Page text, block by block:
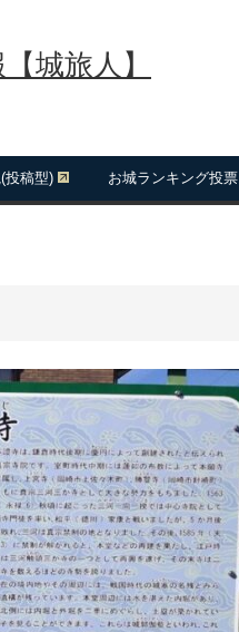
城旅人】
投稿型) お城ランキング投票